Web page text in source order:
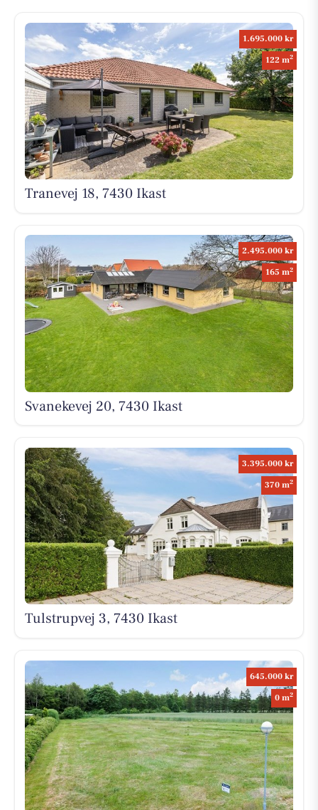
1.695.000 kr
122 m2
Tranevej 18, 7430 Ikast
2.495.000 kr
165 m2
Svanekevej 20, 7430 Ikast
3.395.000 kr
370 m2
Tulstrupvej 3, 7430 Ikast
645.000 kr
0 m2